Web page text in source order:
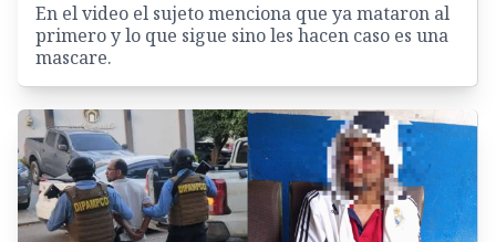
En el video el sujeto menciona que ya mataron al
primero y lo que sigue sino les hacen caso es una
mascare.